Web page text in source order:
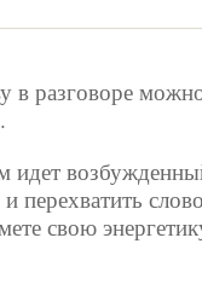
в разговоре
перехватить
свою